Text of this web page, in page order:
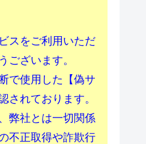
スをご利用いただ
ございます。
で使用した【偽サ
されております。
弊社とは一切関係
不正取得や詐欺行